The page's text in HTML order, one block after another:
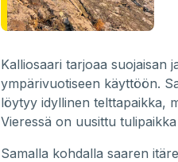
Kalliosaari tarjoaa suojaisan
ympärivuotiseen käyttöön.
löytyy idyllinen telttapaikka,
Vieressä on uusittu
Samalla kohdalla saaren